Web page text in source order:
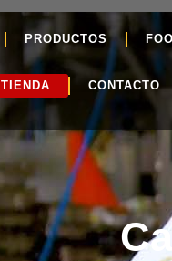
PRODUCTOS
TIENDA CONTACTO